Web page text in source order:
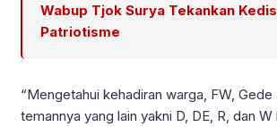
Wabup Tjok Surya Tekankan
Patriotisme
“Mengetahui kehadiran warga, FW,
temannya yang lain yakni D, DE, R, dan W